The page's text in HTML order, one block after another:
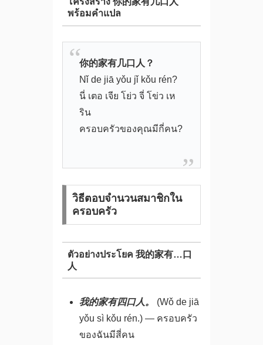
พร้อมคำแปล
你的家有几口人？
Nǐ de jiā yǒu jǐ kǒu rén?
นี่ เตอ เจีย โย่ว จี่ โข่ว เห
ริน
ครอบครัวของคุณมีกี่คน?
วิธีตอบจำนวนสมาชิกใน
ครอบครัว
ตัวอย่างประโยค 我的家有…口
人
我的家有四口人。
(Wǒ de jiā
yǒu sì kǒu rén.) — ครอบครัว
ของฉันมีสี่คน